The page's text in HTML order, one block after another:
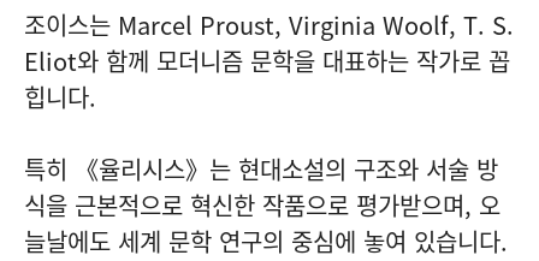
조이스는 Marcel Proust, Virginia Woolf, T. S.
Eliot와 함께 모더니즘 문학을 대표하는 작가로 꼽
힙니다.
특히 《율리시스》는 현대소설의 구조와 서술 방
식을 근본적으로 혁신한 작품으로 평가받으며, 오
늘날에도 세계 문학 연구의 중심에 놓여 있습니다.